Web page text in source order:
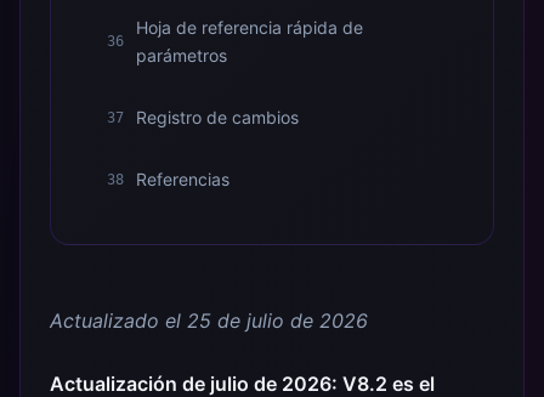
36
Hoja de referencia rápida de
parámetros
37 Registro de cambios
38 Referencias
Actualizado el 25 de julio de 2026
Actualización de julio de 2026: V8.2 es el